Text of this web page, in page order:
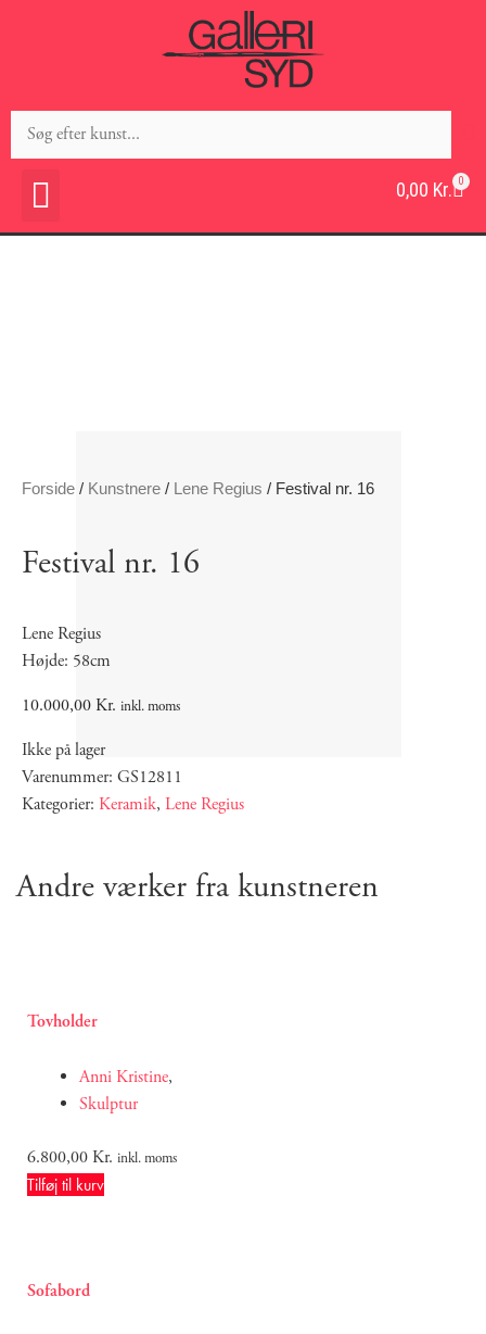
0,00 Kr. 0
Forside / Kunstnere / Lene Regius / Festival nr. 16
Festival nr. 16
Lene Regius
Højde: 58cm
10.000,00Kr. inkl. moms
Ikke på lager
Varenummer: GS12811
Kategorier: Keramik, Lene Regius
Andre værker fra kunstneren
Tovholder
Anni Kristine,
Skulptur
6.800,00Kr. inkl. moms
Tilføj til kurv
Sofabord